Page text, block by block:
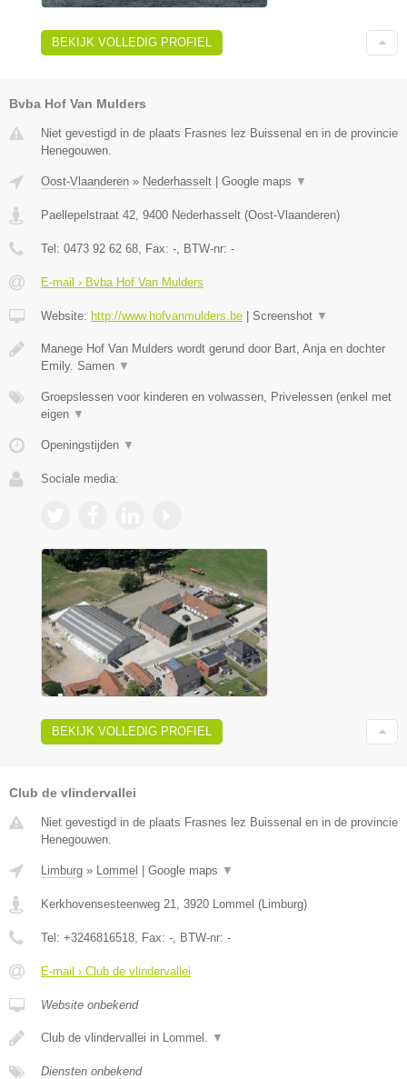
BEKIJK VOLLEDIG PROFIEL
Bvba Hof Van Mulders
Niet gevestigd in de plaats Frasnes lez Buissenal en in de provincie
Henegouwen.
Oost-Vlaanderen » Nederhasselt Google maps ▼
Paellepelstraat 42, 9400 Nederhasselt (Oost-Vlaanderen)
Tel: 0473 92 62 68, Fax: -, BTW-nr: -
E-mail › Bvba Hof Van Mulders
Website: http://www.hofvanmulders.be Screenshot ▼
Manege Hof Van Mulders wordt gerund door Bart, Anja en dochter
Emily. Samen ▼
Groepslessen voor kinderen en volwassen, Privelessen (enkel met
eigen ▼
Openingstijden ▼
Sociale media:
BEKIJK VOLLEDIG PROFIEL
Club de vlindervallei
Niet gevestigd in de plaats Frasnes lez Buissenal en in de provincie
Henegouwen.
Limburg » Lommel Google maps ▼
Kerkhovensesteenweg 21 3920 Lommel ( Limburg)
Tel: +3246816518 , Fax: - , BTW-nr: -
E-mail › Club de vlindervallei
Website onbekend
Club de vlindervallei in Lommel. ▼
Diensten onbekend